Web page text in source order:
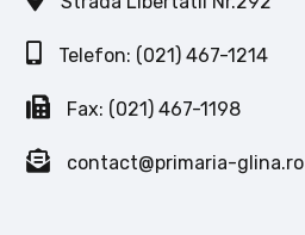
Telefon: (021) 467-1214
Fax: (021) 467-1198
contact@primaria-glina.ro